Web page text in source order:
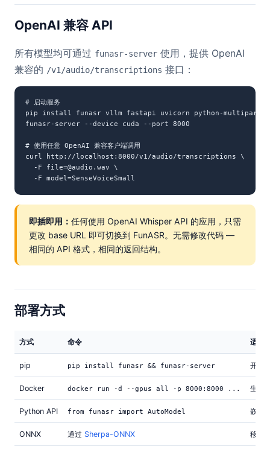
OpenAI 兼容 API
所有模型均可通过 funasr-server 使用，提供 OpenAI
兼容的 /v1/audio/transcriptions 接口：
# 启动服务
pip install funasr vllm fastapi uvicorn python-multipart
funasr-server --device cuda --port 8000
# 使用任意 OpenAI 兼容客户端调用
curl http://localhost:8000/v1/audio/transcriptions \
  -F file=@audio.wav \
  -F model=SenseVoiceSmall
即插即用： 任何使用 OpenAI Whisper API 的应用，只需
更改 base URL 即可切换到 FunASR。无需修改代码 —
相同的 API 格式，相同的返回结构。
部署方式
方式 命令 适用
pip pip install funasr && funasr-server 开发
Docker docker run -d --gpus all -p 8000:8000 ... 生产
Python API from funasr import AutoModel 嵌入
ONNX 通过 Sherpa-ONNX 移动